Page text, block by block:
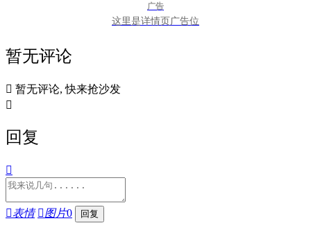
广告
这里是详情页广告位
暂无评论
 暂无评论, 快来抢沙发

回复

表情 图片0